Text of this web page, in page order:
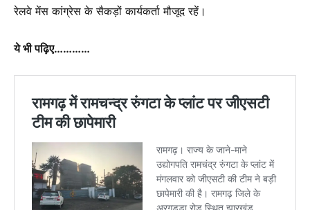
रेलवे मेंस कांग्रेस के सैकड़ों कार्यकर्ता मौजूद रहें।
ये भी पढ़िए…………